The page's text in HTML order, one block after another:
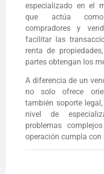
especializado en el
que actúa
compradores y
facilitar las
renta de
partes obtengan los
A diferencia de un
no solo ofrece
también soporte
nivel de
problemas
operación cumpla